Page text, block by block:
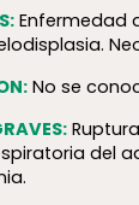
Enfermedad
No se
del